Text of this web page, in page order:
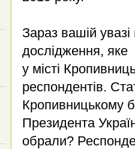
Зараз вашій
дослідження, яке
у місті
респондентів.
Кропивницькому
Президента
обрали?